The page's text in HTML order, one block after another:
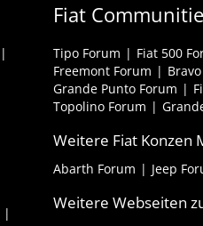
Fiat
Tipo Forum Fiat 500
Freemont Forum
Grande Punto Forum
Topolino Forum
Weitere Fiat Konzen
Abarth Forum Jeep
Weitere Webseiten